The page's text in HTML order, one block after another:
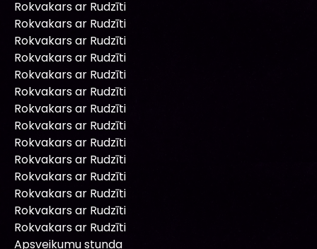
Rokvakars ar Rudzīti
Rokvakars ar Rudzīti
Rokvakars ar Rudzīti
Rokvakars ar Rudzīti
Rokvakars ar Rudzīti
Rokvakars ar Rudzīti
Rokvakars ar Rudzīti
Rokvakars ar Rudzīti
Rokvakars ar Rudzīti
Rokvakars ar Rudzīti
Rokvakars ar Rudzīti
Rokvakars ar Rudzīti
Rokvakars ar Rudzīti
Rokvakars ar Rudzīti
Apsveikumu stunda